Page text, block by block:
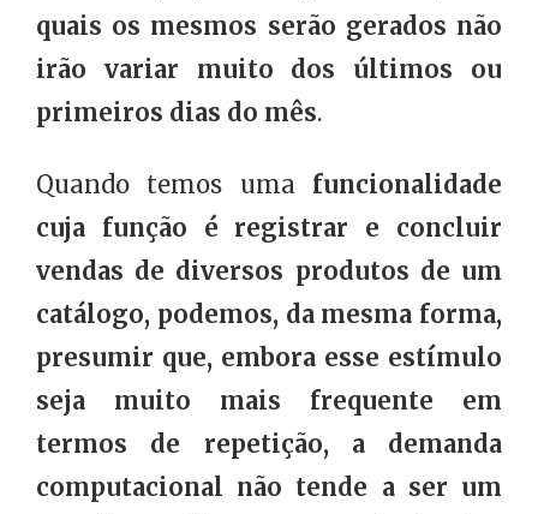
quais os mesmos serão gerados não
irão variar muito dos últimos ou
primeiros dias do mês.
Quando temos uma funcionalidade
cuja função é registrar e concluir
vendas de diversos produtos de um
catálogo, podemos, da mesma forma,
presumir que, embora esse estímulo
seja muito mais frequente em
termos de repetição, a demanda
computacional não tende a ser um